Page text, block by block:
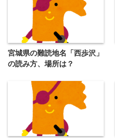
宮城県の難読地名「西歩沢」
の読み方、場所は？